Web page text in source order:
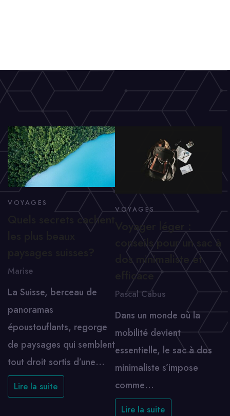
VOYAGES
Quels secrets cachent
Marise
La Suisse, berceau de
panoramas
époustouflants, regorge
de paysages qui semblent
tout droit sortis d’une…
Lire la suite
VOYAGES
Voyager léger :
conseils pour un sac à
dos minimaliste et
efficace
Pascal Cabus
Dans un monde où la
mobilité devient
essentielle, le sac à dos
minimaliste s’impose
comme…
Lire la suite